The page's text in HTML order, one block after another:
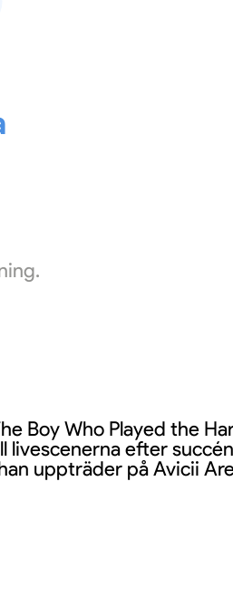
Boy Who Played the
livescenerna efter
uppträder på Avicii